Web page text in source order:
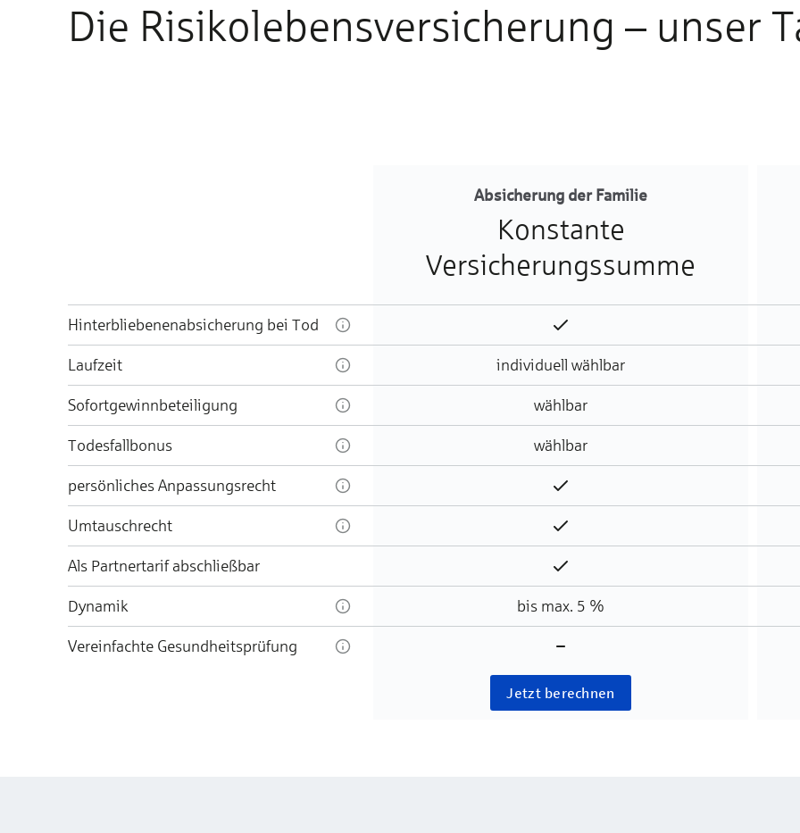
Die Risiko­lebens­ver­sicherung – un­ser
Absicherung der Familie
Konstante
Versicherungssumme
Hinterbliebenenabsicherung bei Tod Enthalten
Laufzeit individuell wählbar
Sofortgewinnbeteiligung wählbar
Todesfallbonus wählbar
persönliches Anpassungsrecht Enthalten
Umtauschrecht Enthalten
Als Partnertarif abschließbar Enthalten
Dynamik bis max. 5 %
Vereinfachte Gesundheitsprüfung Nicht enthalten
Jetzt berechnen